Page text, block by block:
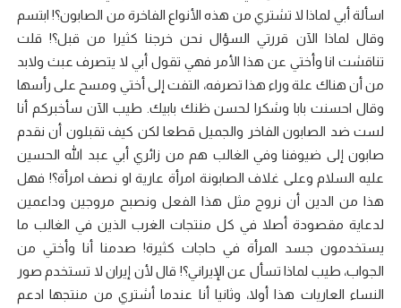
اسألة أبي لماذا لا تشتري من هذه الأنواع الفاخرة من الصابون؟! ابتسم
وقال لماذا الآن قررتي السؤال نحن خرجنا كثيرا من قبل؟! قلت
تناقشت انا وأختي عن هذا الأمر فهي تقول أبي لا يتصرف عبث ولابد
من أن هناك علة وراء هذا تصرفه، التفت إلى أختي ومسح على رأسها
وقال احسنت بابا وشكرا لحسن ظنك بابيك. طيب الآن سأخبركم أنا
لست ضد الصابون الفاخر والجميل قطعا لكن كيف تقبلون أن نقدم
صابون إلى ضيوفنا وفي الغالب هم من زائري أبي عبد الله الحسين
عليه السلام وعلى غلاف الصابونة امرأة عارية او نصف امرأة؟! فهل
هذا من الدين أن نروج مثل هذا الفعل ونصبح مروجين وداعمين
لدعاية مقصودة أصلا في كل منتجات الغرب الذين في الغالب ما
يستخدمون جسد المرأة في حاجات كثيرة! صدمنا أنا وأختي من
الجواب، طيب لماذا تسأل عن الإيراني؟! قال لأن إيران لا تستخدم صور
النساء العاريات هذا أولا، وثانيا أنا عندما أشتري من منتجها ادعم